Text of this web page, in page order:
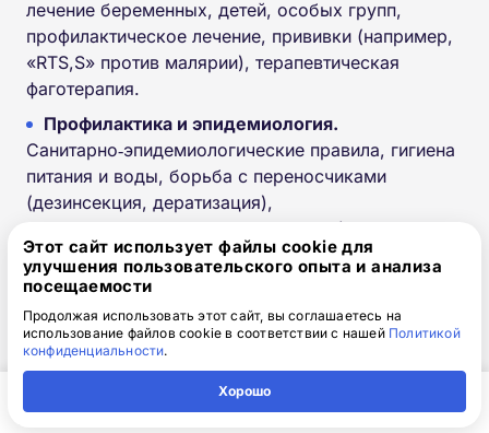
лечение беременных, детей, особых групп,
профилактическое лечение, прививки (например,
«RTS,S» против малярии), терапевтическая
фаготерапия.
Профилактика и эпидемиология.
Санитарно‑эпидемиологические правила, гигиена
питания и воды, борьба с переносчиками
(дезинсекция, дератизация),
санитарно‑просветительная работа (мытье рук,
термическая обработка мяса, регулярная
дегельминтизация домашних животных),
прививки, антисанитария, контроль
путешественников, One Health (взаимосвязь
здоровья животных, людей, окружающей среды),
мониторинг резистентности паразитов к
лекарствам.
Этот сайт использует файлы cookie для
улучшения пользовательского опыта и анализа
посещаемости
Продолжая использовать этот сайт, вы соглашаетесь на
использование файлов cookie в соответствии с нашей Политикой
конфиденциальности.
Хорошо